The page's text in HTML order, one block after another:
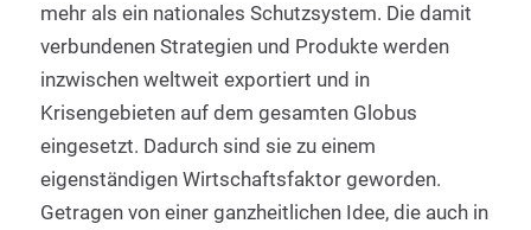
mehr als ein nationales Schutzsystem. Die damit
verbundenen Strategien und Produkte werden
inzwischen weltweit exportiert und in
Krisengebieten auf dem gesamten Globus
eingesetzt. Dadurch sind sie zu einem
eigenständigen Wirtschaftsfaktor geworden.
Getragen von einer ganzheitlichen Idee, die auch in